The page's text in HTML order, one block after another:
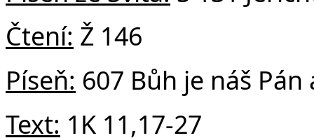
Čtení: Ž 146
Píseň: 607 Bůh je náš Pán
Text: 1K 11,17-27